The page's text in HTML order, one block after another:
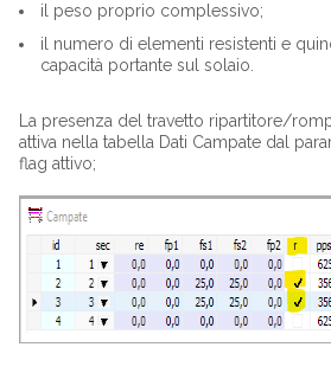
il peso proprio complessivo;
il numero di elementi resistenti e
capacità portante sul solaio.
La presenza del travetto ripartitore/
attiva nella tabella Dati Campate dal
flag attivo;